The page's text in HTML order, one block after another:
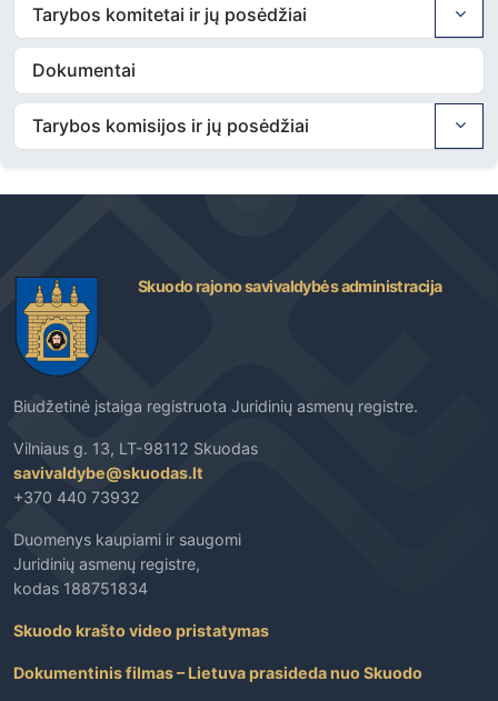
Tarybos komitetai ir jų posėdžiai
Dokumentai
Tarybos komisijos ir jų posėdžiai
Skuodo rajono savivaldybės administracija
Biudžetinė įstaiga registruota Juridinių asmenų registre.
Vilniaus g. 13, LT-98112 Skuodas
savivaldybe@skuodas.lt
+370 440 73932
Duomenys kaupiami ir saugomi
Juridinių asmenų registre,
kodas 188751834
Skuodo krašto video pristatymas
Dokumentinis filmas – Lietuva prasideda nuo Skuodo